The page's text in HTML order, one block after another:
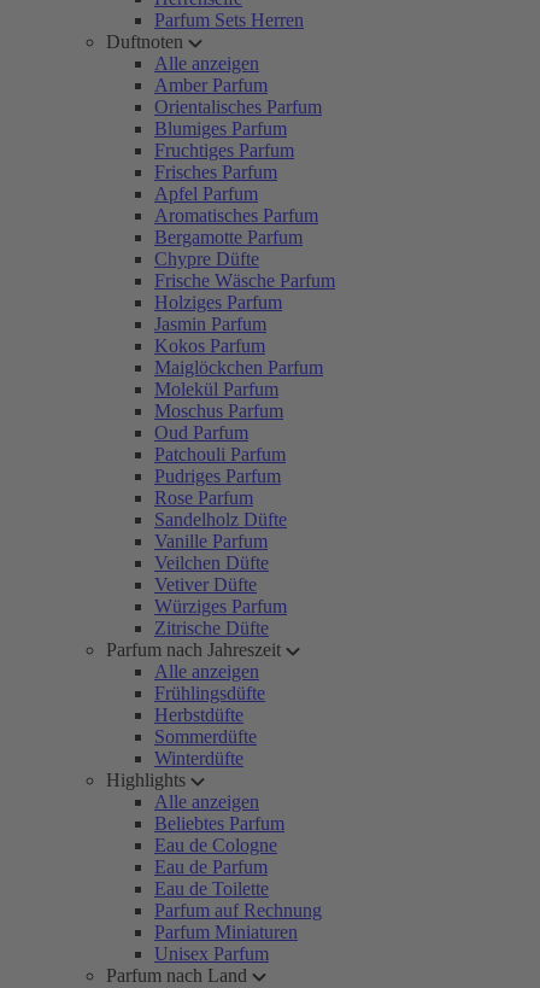
Parfum Sets Herren
Duftnoten
Alle anzeigen
Amber Parfum
Orientalisches Parfum
Blumiges Parfum
Fruchtiges Parfum
Frisches Parfum
Apfel Parfum
Aromatisches Parfum
Bergamotte Parfum
Chypre Düfte
Frische Wäsche Parfum
Holziges Parfum
Jasmin Parfum
Kokos Parfum
Maiglöckchen Parfum
Molekül Parfum
Moschus Parfum
Oud Parfum
Patchouli Parfum
Pudriges Parfum
Rose Parfum
Sandelholz Düfte
Vanille Parfum
Veilchen Düfte
Vetiver Düfte
Würziges Parfum
Zitrische Düfte
Parfum nach Jahreszeit
Alle anzeigen
Frühlingsdüfte
Herbstdüfte
Sommerdüfte
Winterdüfte
Highlights
Alle anzeigen
Beliebtes Parfum
Eau de Cologne
Eau de Parfum
Eau de Toilette
Parfum auf Rechnung
Parfum Miniaturen
Unisex Parfum
Parfum nach Land